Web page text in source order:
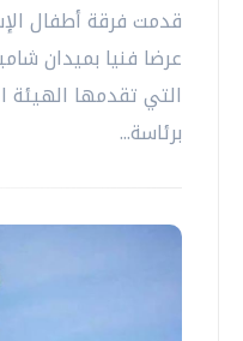
قدمت فرقة أطفال
عرضا فنيا بميدان
التي تقدمها الهيئة
برئاسة...